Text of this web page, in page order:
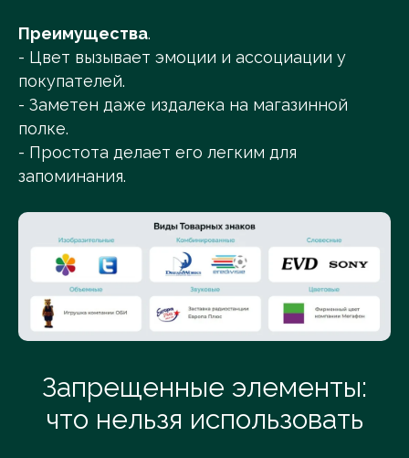
Преимущества.
- Цвет вызывает эмоции и ассоциации у
покупателей.
- Заметен даже издалека на магазинной
полке.
- Простота делает его легким для
запоминания.
Запрещенные элементы:
что нельзя использовать